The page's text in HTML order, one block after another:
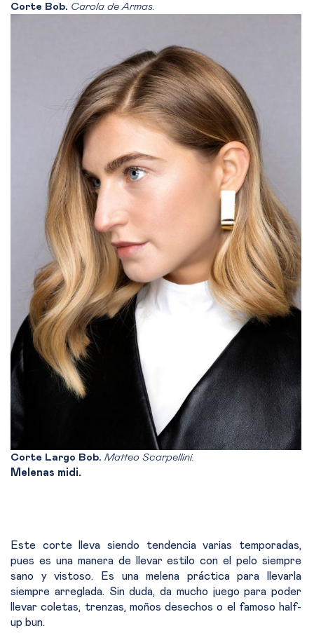
Corte Bob. Carola de Armas.
Corte Largo Bob. Matteo Scarpellini.
Melenas midi.
Este corte lleva siendo tendencia varias temporadas,
pues es una manera de llevar estilo con el pelo siempre
sano y vistoso. Es una melena práctica para llevarla
siempre arreglada. Sin duda, da mucho juego para poder
llevar coletas, trenzas, moños desechos o el famoso half-
up bun.